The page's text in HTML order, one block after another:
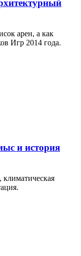
арен, а как
Игр 2014 года.
и история
климатическая